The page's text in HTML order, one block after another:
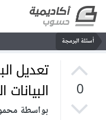
أسئلة البرمجة
0
تعديل
البيانات
بواسطة